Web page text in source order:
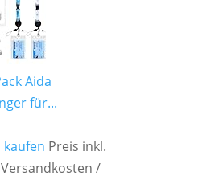
Aida
für...
kaufen Preis inkl.
Versandkosten /